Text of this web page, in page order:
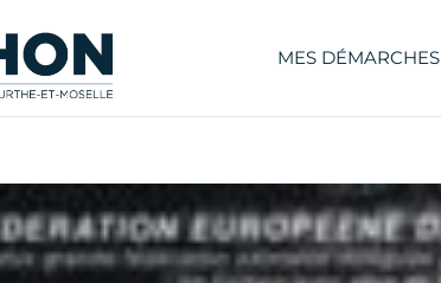
MES DÉMARCHES